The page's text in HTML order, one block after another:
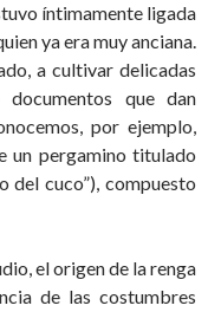
íntimamente ligada
ya era muy anciana.
a cultivar delicadas
que dan
por ejemplo,
un pergamino titulado
del cuco”), compuesto
el origen de la renga
de las costumbres